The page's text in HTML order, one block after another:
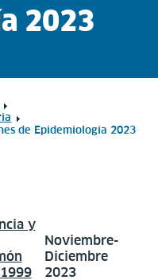
2023
de Epidemiología 2023
y
Noviembre-
Diciembre
2023